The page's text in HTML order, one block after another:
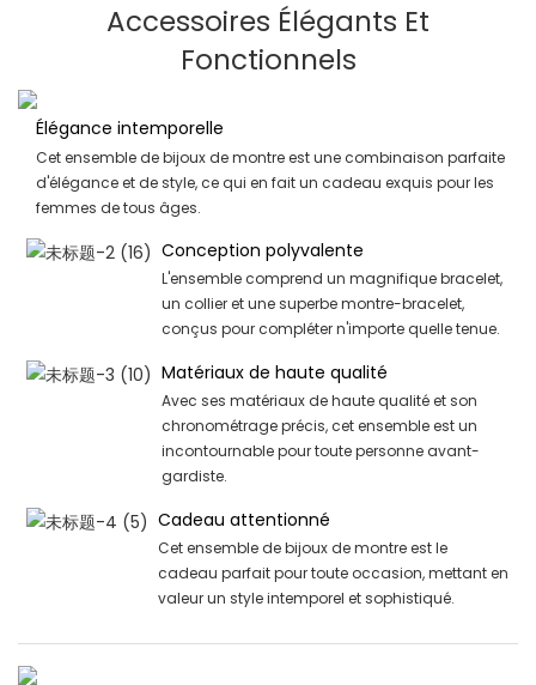
Accessoires Élégants Et
Fonctionnels
Élégance intemporelle
Cet ensemble de bijoux de montre est une combinaison parfaite
d'élégance et de style, ce qui en fait un cadeau exquis pour les
femmes de tous âges.
Conception polyvalente
L'ensemble comprend un magnifique bracelet,
un collier et une superbe montre-bracelet,
conçus pour compléter n'importe quelle tenue.
Matériaux de haute qualité
Avec ses matériaux de haute qualité et son
chronométrage précis, cet ensemble est un
incontournable pour toute personne avant-
gardiste.
Cadeau attentionné
Cet ensemble de bijoux de montre est le
cadeau parfait pour toute occasion, mettant en
valeur un style intemporel et sophistiqué.